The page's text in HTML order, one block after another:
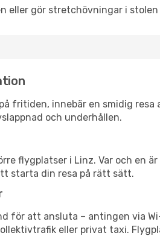
eller gör stretchövningar i
fritiden, innebär en smidig
och underhållen.
flygplatser i Linz. Var och en
starta din resa på rätt sätt.
för att ansluta – antingen via
eller privat taxi.